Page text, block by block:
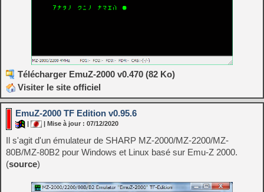
Télécharger EmuZ-2000 v0.470 (82 Ko)
Visiter le site officiel
EmuZ-2000 TF Edition v0.95.6
| | Mise à jour : 07/12/2020
Il s'agit d'un émulateur de SHARP MZ-2000/MZ-2200/MZ-
80B/MZ-80B2 pour Windows et Linux basé sur Emu-Z 2000.
(source)